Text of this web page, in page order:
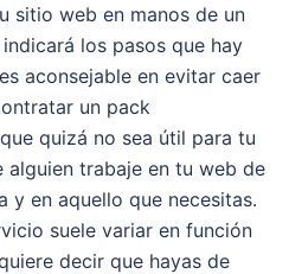
sitio web en manos de un
los pasos que hay
aconsejable en evitar caer
un pack
quizá no sea útil para tu
alguien trabaje en tu web de
y en aquello que necesitas.
suele variar en función
decir que hayas de